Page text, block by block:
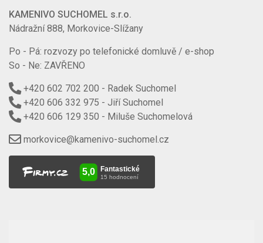
KAMENIVO SUCHOMEL s.r.o.
Nádražní 888, Morkovice-Slížany
Po - Pá: rozvozy po telefonické domluvě / e-shop
So - Ne: ZAVŘENO
+420 602 702 200 - Radek Suchomel
+420 606 332 975 - Jiří Suchomel
+420 606 129 350 - Miluše Suchomelová
morkovice@kamenivo-suchomel.cz